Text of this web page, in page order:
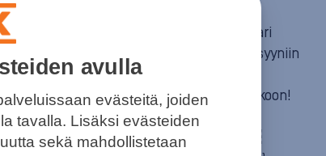
Neuvosta vaari
Parempaan syyniin
Summeri soikoon!
Yleinen
ARCHIVE
avulla
evästeitä, joiden
tavalla. Lisäksi evästeiden
sekä mahdollistetaan